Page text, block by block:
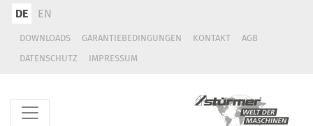
DE EN
DOWNLOADS GARANTIEBEDINGUNGEN KONTAKT
AGB
DATENSCHUTZ
IMPRESSUM